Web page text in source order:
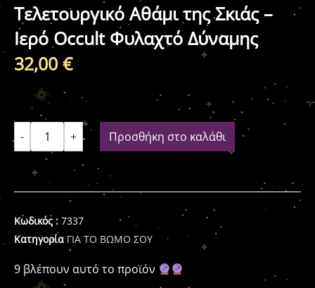
Τελετουργικό Αθάμι της Σκιάς –
Ιερό Occult Φυλαχτό Δύναμης
32,00 €
- + Προσθήκη στο καλάθι
Κωδικός : 7337
Κατηγορία ΓΙΑ ΤΟ ΒΩΜΟ ΣΟΥ
9 βλέπουν αυτό το προϊόν